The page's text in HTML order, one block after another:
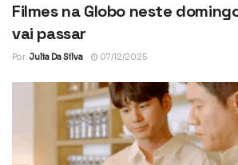
Filmes na Globo neste
vai passar
Por Julia Da Silva 07/12/2025